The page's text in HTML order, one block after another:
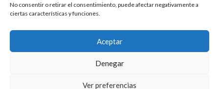
No consentir o retirar el consentimiento, puede afectar negativamente a
ciertas características y funciones.
Aceptar
Denegar
Ver preferencias
Avís legal